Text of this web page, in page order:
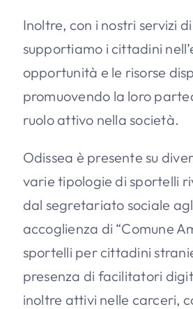
Inoltre, con i nostri servizi
supportiamo i cittadini
opportunità e le risorse
promuovendo la loro
ruolo attivo nella società.
Odissea è presente su
varie tipologie di sportelli
dal segretariato sociale
accoglienza di “Comune
sportelli per cittadini
presenza di facilitatori
inoltre attivi nelle carceri,